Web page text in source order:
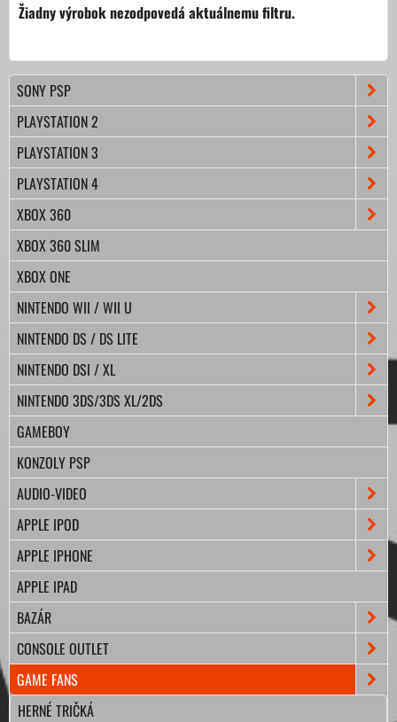
SONY PSP
PLAYSTATION 2
PLAYSTATION 3
PLAYSTATION 4
XBOX 360
XBOX 360 SLIM
XBOX ONE
NINTENDO WII / WII U
NINTENDO DS / DS LITE
NINTENDO DSI / XL
NINTENDO 3DS/3DS XL/2DS
GAMEBOY
KONZOLY PSP
AUDIO-VIDEO
APPLE IPOD
APPLE IPHONE
APPLE IPAD
BAZÁR
CONSOLE OUTLET
GAME FANS
HERNÉ TRIČKÁ